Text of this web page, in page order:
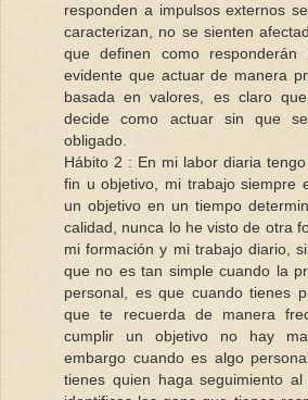
responden a impulsos externos
caracterizan, no se sienten
que definen como
evidente que actuar de manera
basada en valores, es claro
decide como actuar sin que
obligado.
Hábito 2 : En mi labor diaria
fin u objetivo, mi trabajo siempre
un objetivo en un tiempo
calidad, nunca lo he visto de otra
mi formación y mi trabajo diario,
que no es tan simple cuando la
personal, es que cuando tienes
que te recuerda de manera
cumplir un objetivo no hay
embargo cuando es algo
tienes quien haga seguimiento